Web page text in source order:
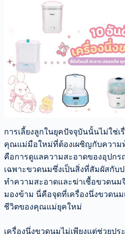
การเลี้ยงลูกในยุคปัจจุบันนั้นไม่ใช่เ
คุณแม่มือใหม่ที่ต้องเผชิญกับความ
คือการดูแลความสะอาดของอุปก
เฉพาะขวดนมซึ่งเป็นสิ่งที่สัมผัสกับ
ทำความสะอาดและฆ่าเชื้อขวดนม
มองข้าม นี่คือจุดที่เครื่องนึ่งขวดน
ชีวิตของคุณแม่ยุคใหม่
เครื่องนึ่งขวดนมไม่เพียงแต่ช่วยปร